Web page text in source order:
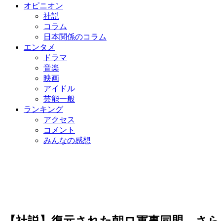
オピニオン
社説
コラム
日本関係のコラム
エンタメ
ドラマ
音楽
映画
アイドル
芸能一般
ランキング
アクセス
コメント
みんなの感想